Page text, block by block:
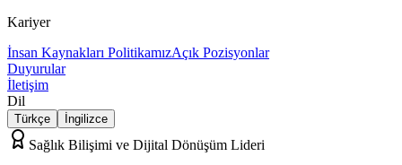
Kariyer
İnsan Kaynakları PolitikamızAçık Pozisyonlar
Duyurular
İletişim
Dil
Türkçe İngilizce
Sağlık Bilişimi ve Dijital Dönüşüm Lideri